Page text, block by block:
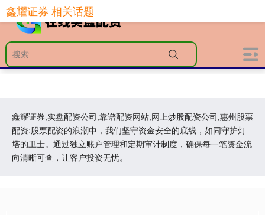
鑫耀证券,实盘配资公司,靠谱配资网站,网上炒股配资公司,惠州股票
配资:股票配资的浪潮中，我们坚守资金安全的底线，如同守护灯
塔的卫士。通过独立账户管理和定期审计制度，确保每一笔资金流
向清晰可查，让客户投资无忧。
鑫耀证券 相关话题